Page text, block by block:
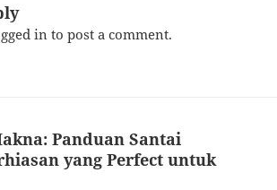
in to post a comment.
Panduan Santai
yang Perfect untuk